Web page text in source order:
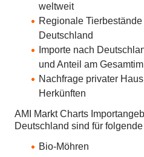
weltweit
Regionale
Deutschland
Importe nach
und Anteil am
Nachfrage privater
Herkünften
AMI Markt Charts
Deutschland sind für
Bio-Möhren